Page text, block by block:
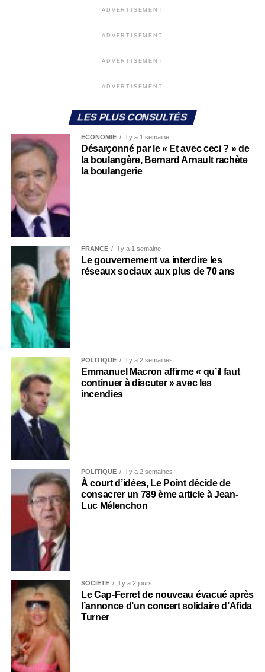
ADVERTISEMENT
ADVERTISEMENT
ADVERTISEMENT
ADVERTISEMENT
LES PLUS CONSULTÉS
ECONOMIE Il y a 1 semaine
Désarçonné par le « Et avec ceci ? » de
la boulangère, Bernard Arnault rachète
la boulangerie
FRANCE Il y a 1 semaine
Le gouvernement va interdire les
réseaux sociaux aux plus de 70 ans
POLITIQUE Il y a 2 semaines
Emmanuel Macron affirme « qu’il faut
continuer à discuter » avec les
incendies
POLITIQUE Il y a 2 semaines
À court d’idées, Le Point décide de
consacrer un 789 ème article à Jean-
Luc Mélenchon
SOCIÉTÉ Il y a 2 jours
Le Cap-Ferret de nouveau évacué après
l’annonce d’un concert solidaire d’Afida
Turner